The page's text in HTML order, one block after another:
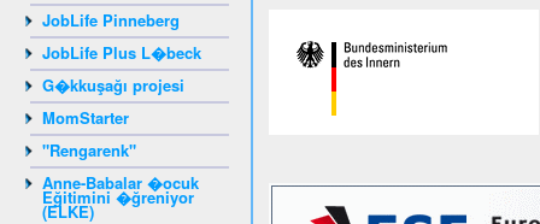
JobLife Pinneberg
JobLife Plus L�beck
G�kkuşağı projesi
MomStarter
"Rengarenk"
Anne-Babalar �ocuk
Eğitimini �ğreniyor
(ELKE)